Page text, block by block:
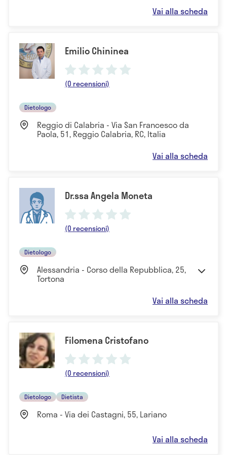
Vai alla scheda
Emilio Chininea
(0 recensioni)
Dietologo
Reggio di Calabria - Via San Francesco da
Paola, 51, Reggio Calabria, RC, Italia
Vai alla scheda
Dr.ssa Angela Moneta
(0 recensioni)
Dietologo
Alessandria - Corso della Repubblica, 25,
Tortona
Vai alla scheda
Filomena Cristofano
(0 recensioni)
Dietologo Dietista
Roma - Via dei Castagni, 55, Lariano
Vai alla scheda